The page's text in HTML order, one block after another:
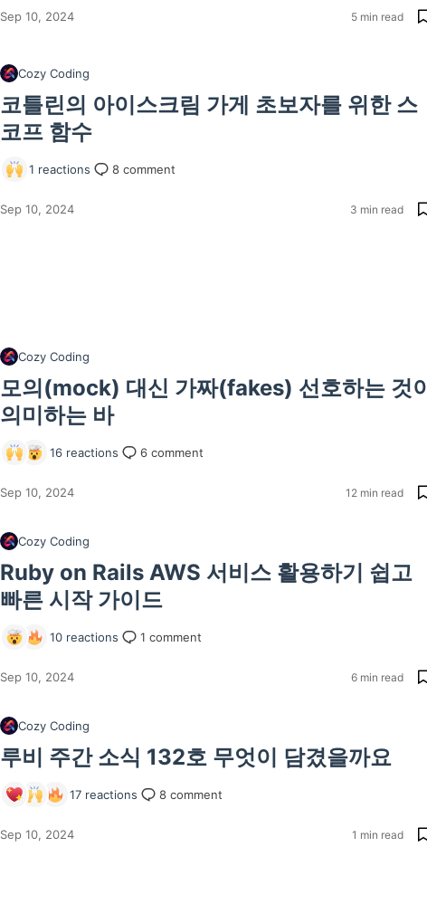
Sep 10, 2024 5 min read
Cozy Coding
코틀린의 아이스크림 가게 초보자를 위한 스
코프 함수
1 reactions 8 comment
Sep 10, 2024 3 min read
Cozy Coding
모의(mock) 대신 가짜(fakes) 선호하는 것이
의미하는 바
16reactions 6comment
Sep 10, 2024 12 min read
Cozy Coding
Ruby on Rails AWS 서비스 활용하기 쉽고
빠른 시작 가이드
10reactions 1 comment
Sep 10, 2024 6 min read
Cozy Coding
루비 주간 소식 132호 무엇이 담겼을까요
17reactions 8comment
Sep 10, 2024 1 min read